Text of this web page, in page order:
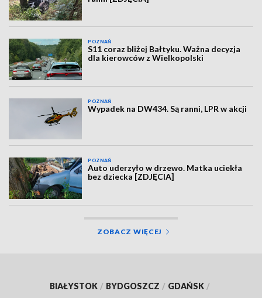
POZNAŃ
S11 coraz bliżej Bałtyku. Ważna decyzja
dla kierowców z Wielkopolski
POZNAŃ
Wypadek na DW434. Są ranni, LPR w akcji
POZNAŃ
Auto uderzyło w drzewo. Matka uciekła
bez dziecka [ZDJĘCIA]
ZOBACZ WIĘCEJ
BIAŁYSTOK / BYDGOSZCZ / GDAŃSK /